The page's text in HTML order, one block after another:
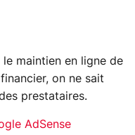
maintien en ligne de
on ne sait
prestataires.
AdSense